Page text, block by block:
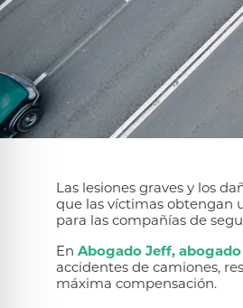
Las lesiones graves y los
que las víctimas obtengan
para las compañías de
En Abogado Jeff,
accidentes de camiones,
máxima compensación.